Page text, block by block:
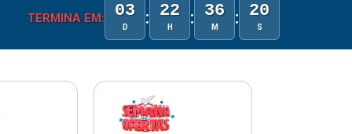
TERMINA EM: 03
D : 22
H : 36
M : 19
S